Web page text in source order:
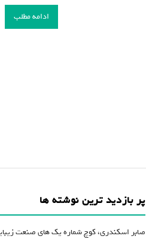
ادامه مطلب
پر بازدید ترین نوشته ها
صابر اسکندری، کوچ شماره یک های صنعت